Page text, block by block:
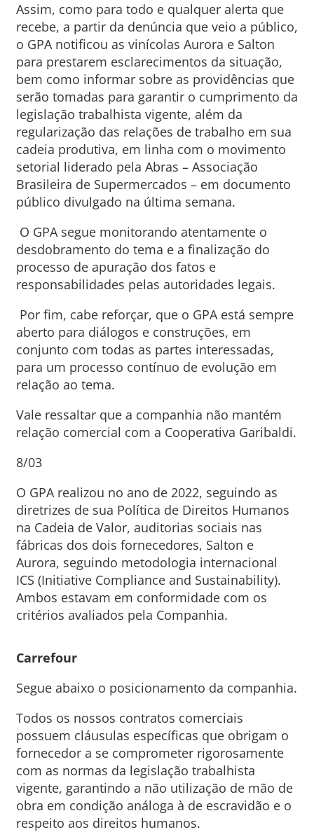
Assim, como para todo e qualquer alerta que
recebe, a partir da denúncia que veio a público,
o GPA notificou as vinícolas Aurora e Salton
para prestarem esclarecimentos da situação,
bem como informar sobre as providências que
serão tomadas para garantir o cumprimento da
legislação trabalhista vigente, além da
regularização das relações de trabalho em sua
cadeia produtiva, em linha com o movimento
setorial liderado pela Abras – Associação
Brasileira de Supermercados – em documento
público divulgado na última semana.
O GPA segue monitorando atentamente o
desdobramento do tema e a finalização do
processo de apuração dos fatos e
responsabilidades pelas autoridades legais.
Por fim, cabe reforçar, que o GPA está sempre
aberto para diálogos e construções, em
conjunto com todas as partes interessadas,
para um processo contínuo de evolução em
relação ao tema.
Vale ressaltar que a companhia não mantém
relação comercial com a Cooperativa Garibaldi.
8/03
O GPA realizou no ano de 2022, seguindo as
diretrizes de sua Política de Direitos Humanos
na Cadeia de Valor, auditorias sociais nas
fábricas dos dois fornecedores, Salton e
Aurora, seguindo metodologia internacional
ICS (Initiative Compliance and Sustainability).
Ambos estavam em conformidade com os
critérios avaliados pela Companhia.
Carrefour
Segue abaixo o posicionamento da companhia.
Todos os nossos contratos comerciais
possuem cláusulas específicas que obrigam o
fornecedor a se comprometer rigorosamente
com as normas da legislação trabalhista
vigente, garantindo a não utilização de mão de
obra em condição análoga à de escravidão e o
respeito aos direitos humanos.